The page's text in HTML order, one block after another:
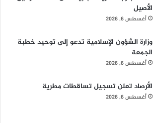
الأصيل
أغسطس 6, 2026
وزارة الشؤون الإسلامية تدعو إلى توحيد خطبة
الجمعة
أغسطس 6, 2026
الأرصاد تعلن تسجيل تساقطات مطرية
أغسطس 6, 2026